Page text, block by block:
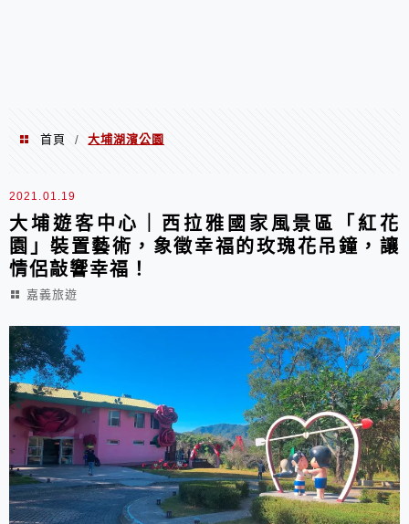
首頁 / 大埔湖濱公園
大埔湖濱公園
2021.01.19
大埔遊客中心｜西拉雅國家風景區「紅花
園」裝置藝術，象徵幸福的玫瑰花吊鐘，讓
情侶敲響幸福！
嘉義旅遊